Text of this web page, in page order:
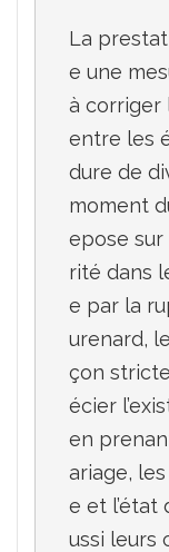
La
e une
à corriger
entre les
dure de
moment
epose sur
rité dans
e par la
urenard,
çon
écier
en
ariage,
e et l’état
ussi leurs